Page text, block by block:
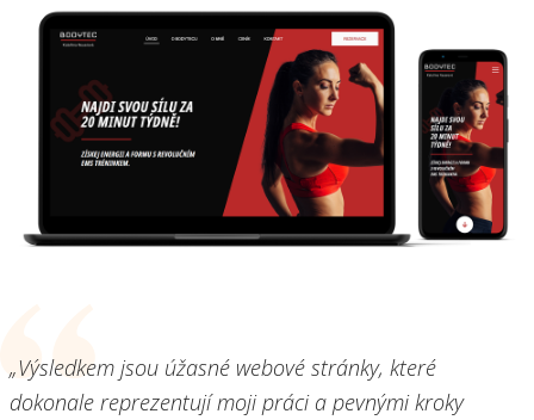
„Výsledkem jsou úžasné webové stránky, které
dokonale reprezentují moji práci a pevnými kroky